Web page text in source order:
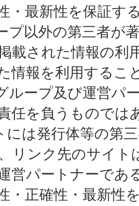
・最新性を保証す
プ以外の第三者が
載された情報の利
情報を利用するこ
ループ及び運営パ
任を負うものでは
は発行体等の第
リンク先のサイト
営パートナーであ
・正確性・最新性